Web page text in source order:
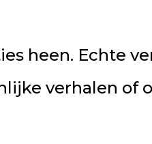
heen. Echte
verhalen